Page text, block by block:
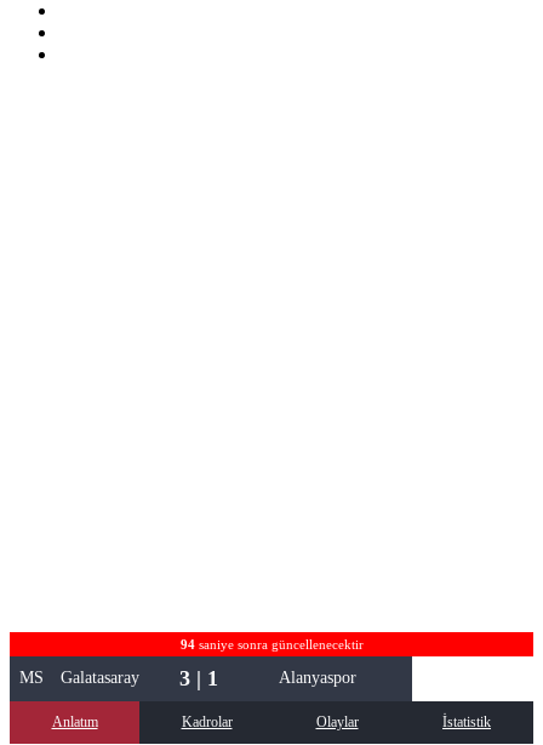
94saniye sonra güncellenecektir
MS Galatasaray 3 | 1 Alanyaspor
Anlatım Kadrolar Olaylar İstatistik